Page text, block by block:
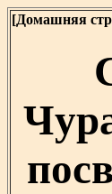
[Домашняя